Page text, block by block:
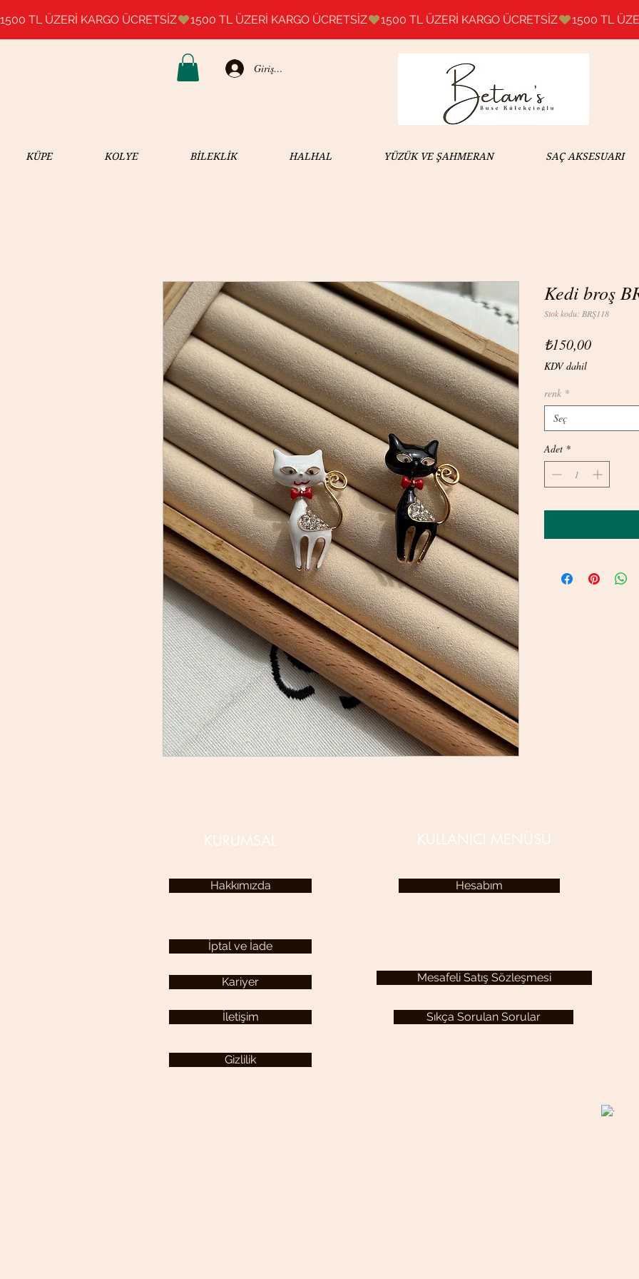
1500 TL ÜZERİ KARGO ÜCRETSİZ
Giriş Yap
KÜPE KOLYE BİLEKLİK HALHAL YÜZÜK VE ŞAHMERAN SAÇ AKSESUARI
Kedi broş
Stok kodu: BRŞ118
₺150,00Fiyat
KDV dahil
renk *
Seç
Adet *
Hakkımızda
KURUMSAL
İptal ve İade
KULLANICI MENÜSÜ
Hesabım
Sıkça Sorulan Sorular
İletişim
Mesafeli Satış Sözleşmesi
Gizlilik
Kariyer